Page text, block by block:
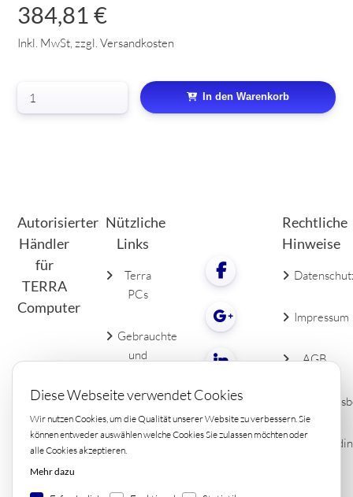
384,81 €
Inkl. MwSt, zzgl. Versandkosten
In den Warenkorb
Diese Webseite verwendet Cookies
Wir nutzen Cookies, um die Qualität unserer Website zu verbessern. Sie
können entweder auswählen welche Cookies Sie zulassen möchten oder
alle Cookies akzeptieren.
Mehr dazu
Autorisierter
Händler
für
TERRA
Computer
Nützliche
Links
Terra
PCs
Gebrauchte
und
LCDs
PC
Zubehör
Rechtliche
Hinweise
Impressum
AGB